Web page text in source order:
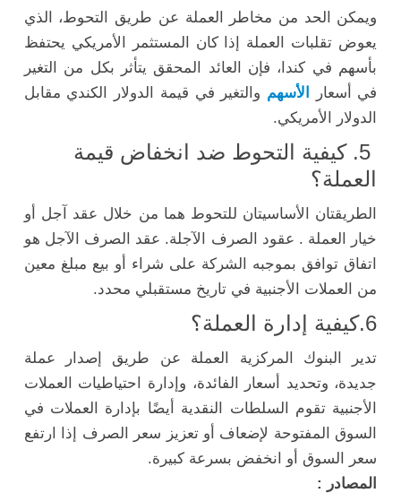
ويمكن الحد من مخاطر العملة عن طريق التحوط، الذي
يعوض تقلبات العملة إذا كان المستثمر الأمريكي يحتفظ
بأسهم في كندا، فإن العائد المحقق يتأثر بكل من التغير
في أسعار
الأسهم والتغير في قيمة الدولار الكندي مقابل
الدولار الأمريكي.
5. كيفية التحوط ضد انخفاض قيمة
العملة؟
الطريقتان الأساسيتان للتحوط هما من خلال عقد آجل أو
خيار العملة . عقود الصرف الآجلة. عقد الصرف الآجل هو
اتفاق توافق بموجبه الشركة على شراء أو بيع مبلغ معين
من العملات الأجنبية في تاريخ مستقبلي محدد.
6.كيفية إدارة العملة؟
تدير البنوك المركزية العملة عن طريق إصدار عملة
جديدة، وتحديد أسعار الفائدة، وإدارة احتياطيات العملات
الأجنبية تقوم السلطات النقدية أيضًا بإدارة العملات في
السوق المفتوحة لإضعاف أو تعزيز سعر الصرف إذا ارتفع
سعر السوق أو انخفض بسرعة كبيرة.
المصادر
: